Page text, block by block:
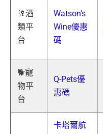
🥂酒
類平
台
Watson's
Wine優惠
碼
🐕寵
物平
台
Q-Pets優
惠碼
卡塔爾航